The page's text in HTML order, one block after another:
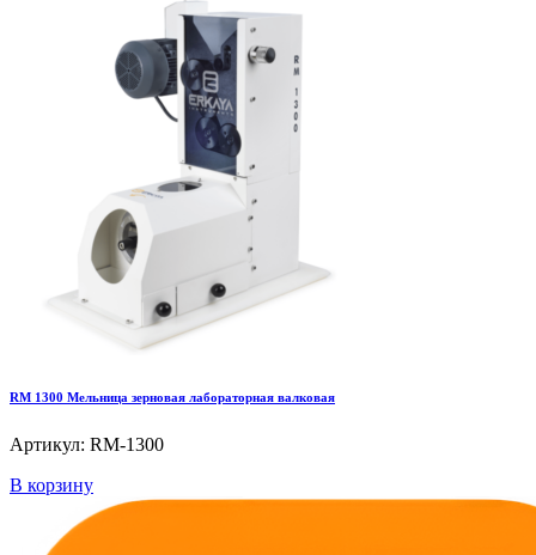
RM 1300 Мельница зерновая лабораторная валковая
Артикул: RM-1300
В корзину